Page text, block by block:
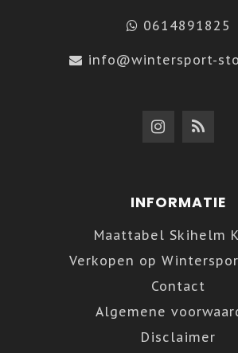
0614891825
info@wintersport-
INFORMATIE
Maattabel Skihelm
Verkopen op
Contact
Algemene
Disclaimer